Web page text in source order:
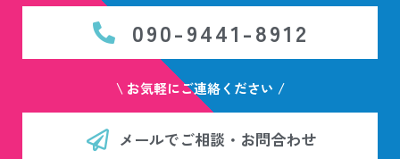
090-9441-8912
\ お気軽にご連絡ください /
メールでご相談・お問合わせ